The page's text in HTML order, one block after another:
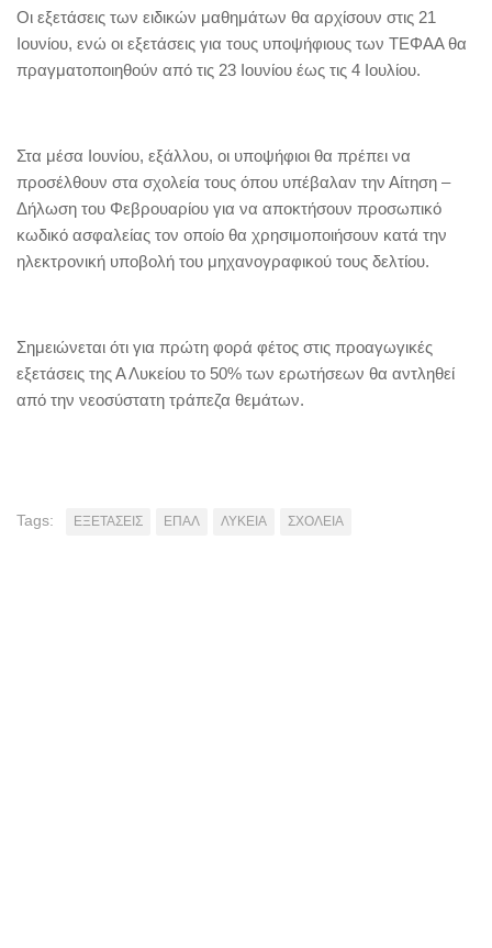
Οι εξετάσεις των ειδικών μαθημάτων θα αρχίσουν στις 21
Ιουνίου, ενώ οι εξετάσεις για τους υποψήφιους των ΤΕΦΑΑ θα
πραγματοποιηθούν από τις 23 Ιουνίου έως τις 4 Ιουλίου.
Στα μέσα Ιουνίου, εξάλλου, οι υποψήφιοι θα πρέπει να
προσέλθουν στα σχολεία τους όπου υπέβαλαν την Αίτηση –
Δήλωση του Φεβρουαρίου για να αποκτήσουν προσωπικό
κωδικό ασφαλείας τον οποίο θα χρησιμοποιήσουν κατά την
ηλεκτρονική υποβολή του μηχανογραφικού τους δελτίου.
Σημειώνεται ότι για πρώτη φορά φέτος στις προαγωγικές
εξετάσεις της Α Λυκείου το 50% των ερωτήσεων θα αντληθεί
από την νεοσύστατη τράπεζα θεμάτων.
Tags: ΕΞΕΤΑΣΕΙΣ ΕΠΑΛ ΛΥΚΕΙΑ ΣΧΟΛΕΙΑ